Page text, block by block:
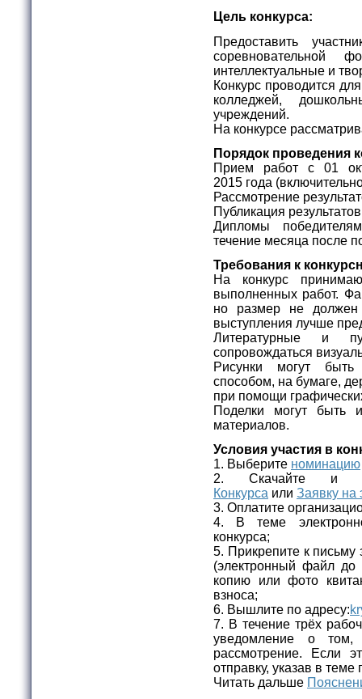
Цель конкурса:
Предоставить
соревновательной
интеллектуальные и
Конкурс проводится
колледжей,
учреждений.
На конкурсе
Порядок проведения
Прием работ с 01
2015 года
Рассмотрение
Публикация
Дипломы
течение месяца после
Требования к
На конкурс
выполненных работ.
но размер не
выступления лучше
Литературные и
сопровождаться
Рисунки могут
способом, на бумаге,
при помощи
Поделки могут быть
материалов.
Условия участия в
1. Выберите номинацию
2. Скачайте и
Конкурса или Заявку на
3. Оплатите
4. В теме
конкурса;
5. Прикрепите к письму
(электронный файл до
копию или фото
взноса;
6. Вышлите по адресу:
7. В течение трёх
уведомление о
рассмотрение. Если
отправку, указав в
Читать дальше